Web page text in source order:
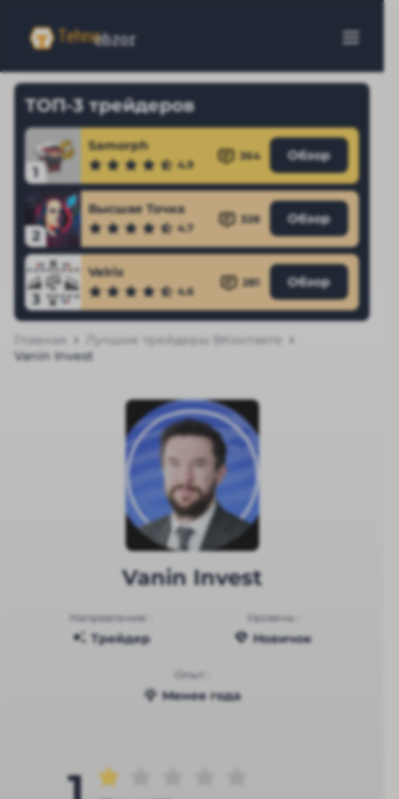
ТОП-3 трейдеров
1
Samorph
4.9
364 Обзор
2
Высшая Точка
4.7
328 Обзор
3
Velrix
4.6
281 Обзор
Главная
Лучшие трейдеры ВКонтакте
Vanin Invest
Vanin Invest
Направление :
Трейдер
Уровень :
Новичок
Опыт :
Менее года